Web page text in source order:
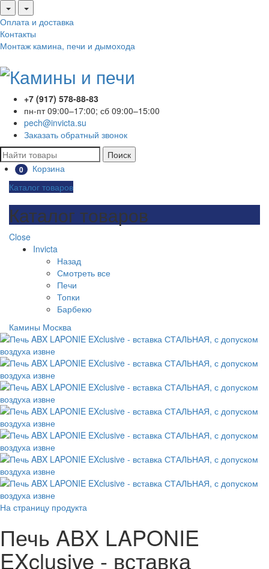
Оплата и доставка
Контакты
Монтаж камина, печи и дымохода
+7 (917) 578-88-83
пн-пт 09:00–17:00; сб 09:00–15:00
pech@invicta.su
Заказать обратный звонок
Поиск
0
Корзина
Каталог товаров
Каталог товаров
Close
Invicta
Назад
Смотреть все
Печи
Топки
Барбекю
Камины Москва
На страницу продукта
Печь ABX LAPONIE
EXclusive - вставка